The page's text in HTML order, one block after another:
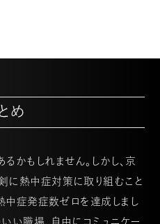
め
かもしれません。しかし、京
に熱中症対策に取り組むこと
中症発症数ゼロを達成しまし